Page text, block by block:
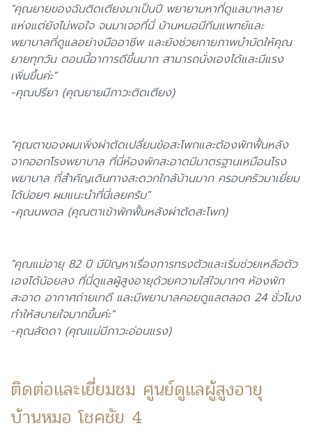
"คุณยายของฉันติดเตียงมาเป็นปี พยายามหาที่ดูแลมาหลาย
แห่งแต่ยังไม่พอใจ จนมาเจอที่นี่ บ้านหมอมีทีมแพทย์และ
พยาบาลที่ดูแลอย่างมืออาชีพ และยังช่วยกายภาพบำบัดให้คุณ
ยายทุกวัน ตอนนี้อาการดีขึ้นมาก สามารถนั่งเองได้และมีแรง
เพิ่มขึ้นค่ะ"
-คุณปรียา (คุณยายมีภาวะติดเตียง)
"คุณตาของผมเพิ่งผ่าตัดเปลี่ยนข้อสะโพกและต้องพักฟื้นหลัง
จากออกโรงพยาบาล ที่นี่ห้องพักสะอาดมีมาตรฐานเหมือนโรง
พยาบาล ที่สำคัญเดินทางสะดวกใกล้บ้านมาก ครอบครัวมาเยี่ยม
ได้บ่อยๆ ผมแนะนำที่นี่เลยครับ"
-คุณนพดล (คุณตาเข้าพักฟื้นหลังผ่าตัดสะโพก)
"คุณแม่อายุ 82 ปี มีปัญหาเรื่องการทรงตัวและเริ่มช่วยเหลือตัว
เองได้น้อยลง ที่นี่ดูแลผู้สูงอายุด้วยความใส่ใจมากๆ ห้องพัก
สะอาด อากาศถ่ายเทดี และมีพยาบาลคอยดูแลตลอด 24 ชั่วโมง
ทำให้สบายใจมากขึ้นค่ะ"
-คุณลัดดา (คุณแม่มีภาวะอ่อนแรง)
ติดต่อและเยี่ยมชม ศูนย์ดูแลผู้สูงอายุ
บ้านหมอ โชคชัย 4